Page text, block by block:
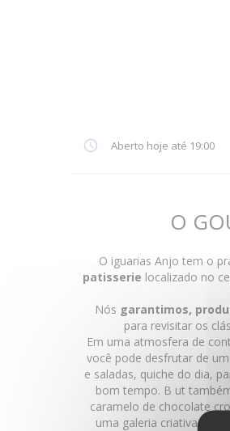
Aberto hoje até 19:00
O
O iguarias Anjo tem o
patisserie localizado no
Nós garantimos,
para revisitar os
Em uma atmosfera de
você pode desfrutar de um
e saladas, quiche do dia,
bom tempo. B ut
caramelo de chocolate
uma galeria criativa,